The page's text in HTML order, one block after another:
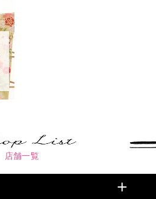
店舗一覧